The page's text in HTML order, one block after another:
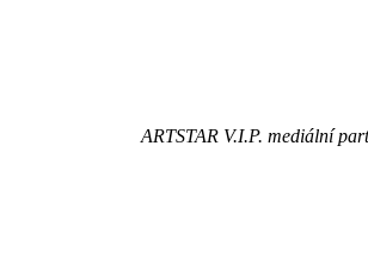
ARTSTAR V.I.P. mediální